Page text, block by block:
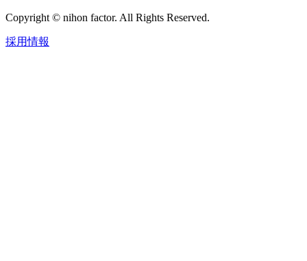
Copyright © nihon factor. All Rights Reserved.
採用情報